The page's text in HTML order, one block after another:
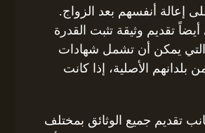
إعالة أنفسهم بعد الزواج.
تقديم وثيقة تثبت القدرة
يمكن أن تشمل شهادات
بلدانهم الأصلية، إذا كانت
تقديم جميع الوثائق بمختلف